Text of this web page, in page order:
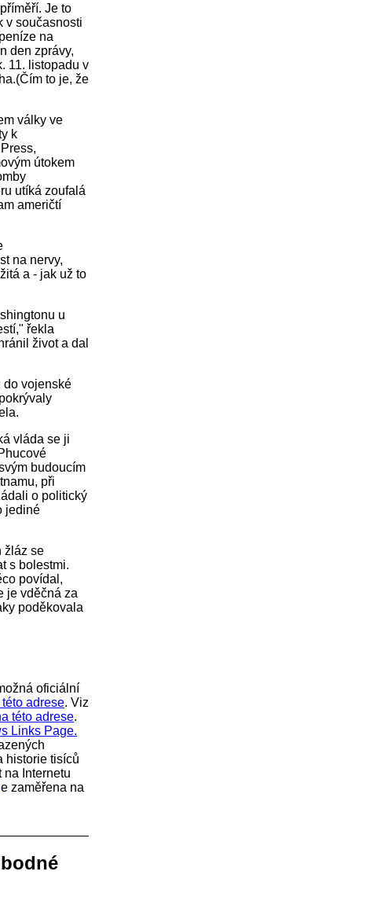
Je to
v současnosti
na
den zprávy,
11. listopadu v
to je, že
války ve
k
útokem
utíká zoufalá
američtí
na nervy,
a - jak už to
u
řekla
život a dal
do vojenské
vláda se ji
budoucím
při
o politický
jediné
žláz se
s bolestmi.
povídal,
je vděčná za
poděkovala
oficiální
této adrese. Viz
této adrese.
Links Page.
historie tisíců
na Internetu
zaměřena na